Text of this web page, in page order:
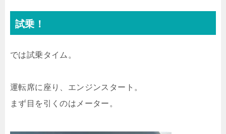
試乗！
では試乗タイム。
運転席に座り、エンジンスタート。
まず目を引くのはメーター。